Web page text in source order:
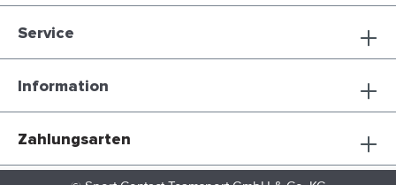
Service
Information
Zahlungsarten